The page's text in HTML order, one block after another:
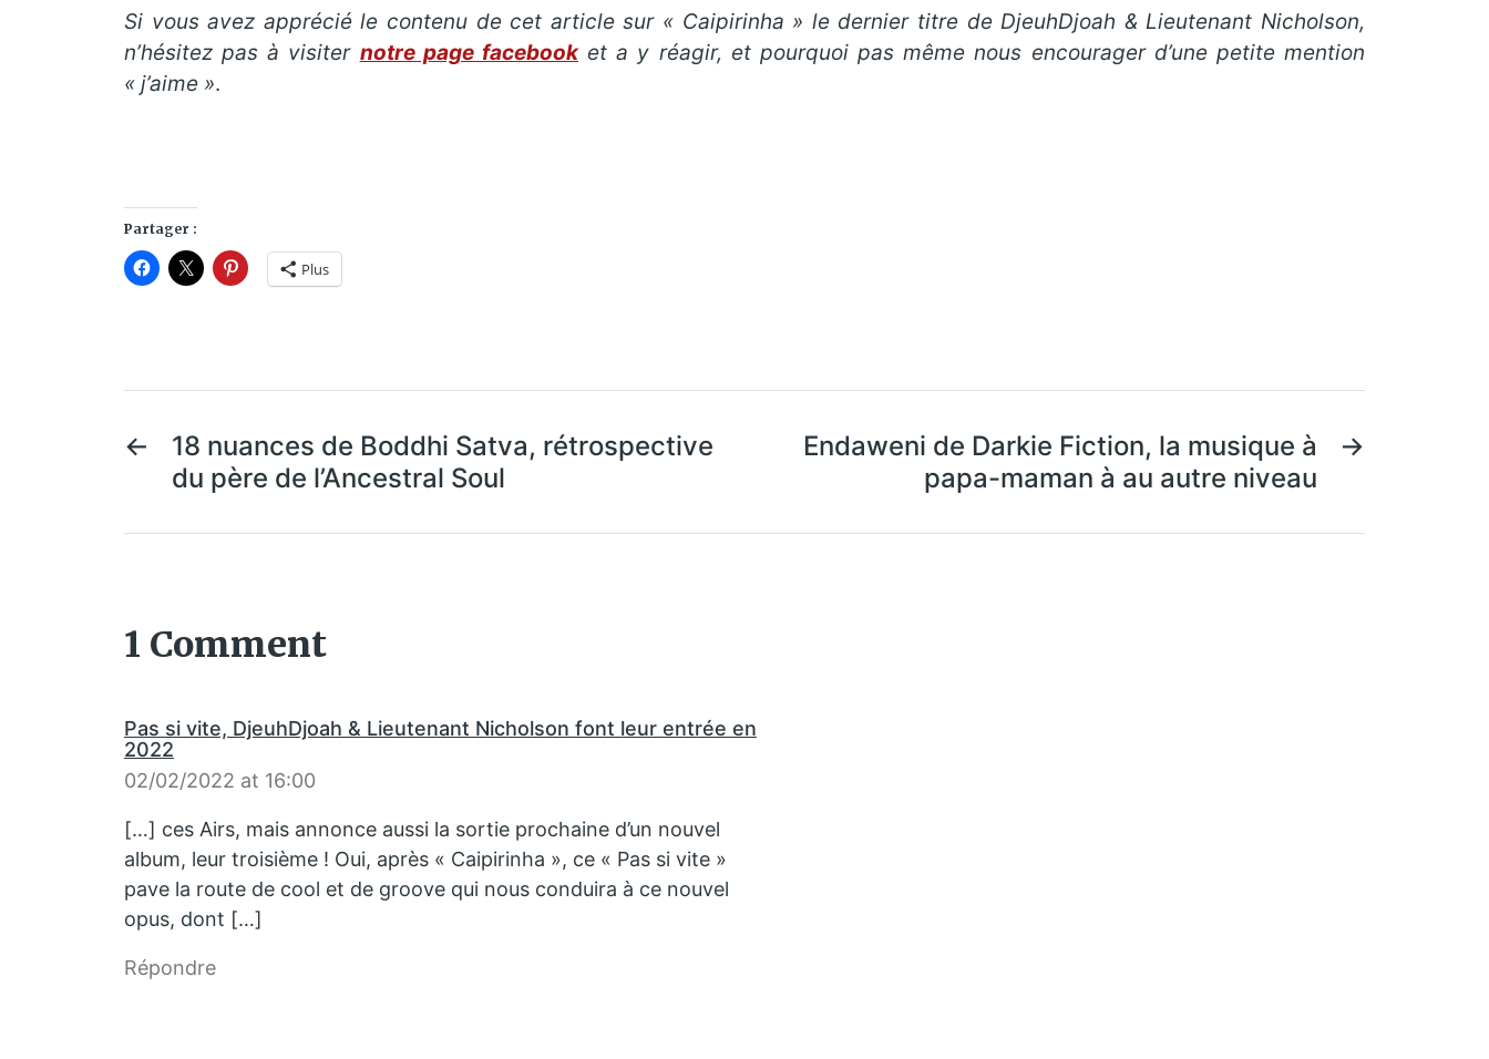
Si vous avez apprécié le contenu de cet article sur « Caipirinha » le dernier titre de DjeuhDjoah & Lieutenant Nicholson,
n’hésitez pas à visiter notre page facebooket a y réagir, et pourquoi pas même nous encourager d’une petite mention
« j’aime ».
Partager :
Plus
←
18 nuances de Boddhi Satva, rétrospective
du père de l’Ancestral Soul
→
Endaweni de Darkie Fiction, la musique à
papa-maman à au autre niveau
1 Comment
Pas si vite, DjeuhDjoah & Lieutenant Nicholson font leur entrée en
2022
02/02/2022 at 16:00
[…] ces Airs, mais annonce aussi la sortie prochaine d’un nouvel
album, leur troisième ! Oui, après « Caipirinha », ce « Pas si vite »
pave la route de cool et de groove qui nous conduira à ce nouvel
opus, dont […]
Répondre